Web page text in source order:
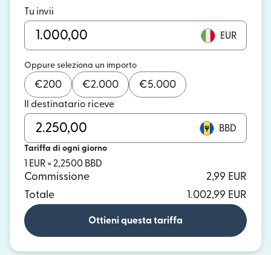
Tu invii
EUR
Oppure seleziona un importo
€200 €2.000 €5.000
Il destinatario riceve
BBD
Tariffa di ogni giorno
1 EUR = 2,2500 BBD
Commissione
2,99 EUR
Totale
1.002,99 EUR
Ottieni questa tariffa